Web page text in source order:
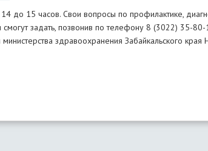
до 15 часов. Свои вопросы по профилактике,
задать, позвонив по телефону 8 (3022) 35-
здравоохранения Забайкальского края